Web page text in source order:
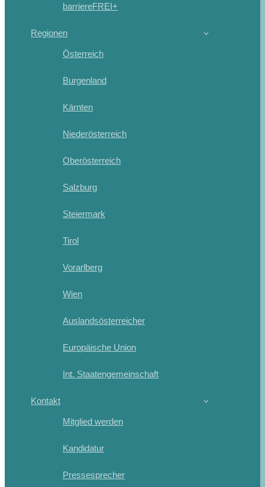
barriereFREI+
Regionen
Österreich
Burgenland
Kärnten
Niederösterreich
Oberösterreich
Salzburg
Steiermark
Tirol
Vorarlberg
Wien
Auslandsösterreicher
Europäische Union
Int. Staatengemeinschaft
Kontakt
Mitglied werden
Kandidatur
Pressesprecher